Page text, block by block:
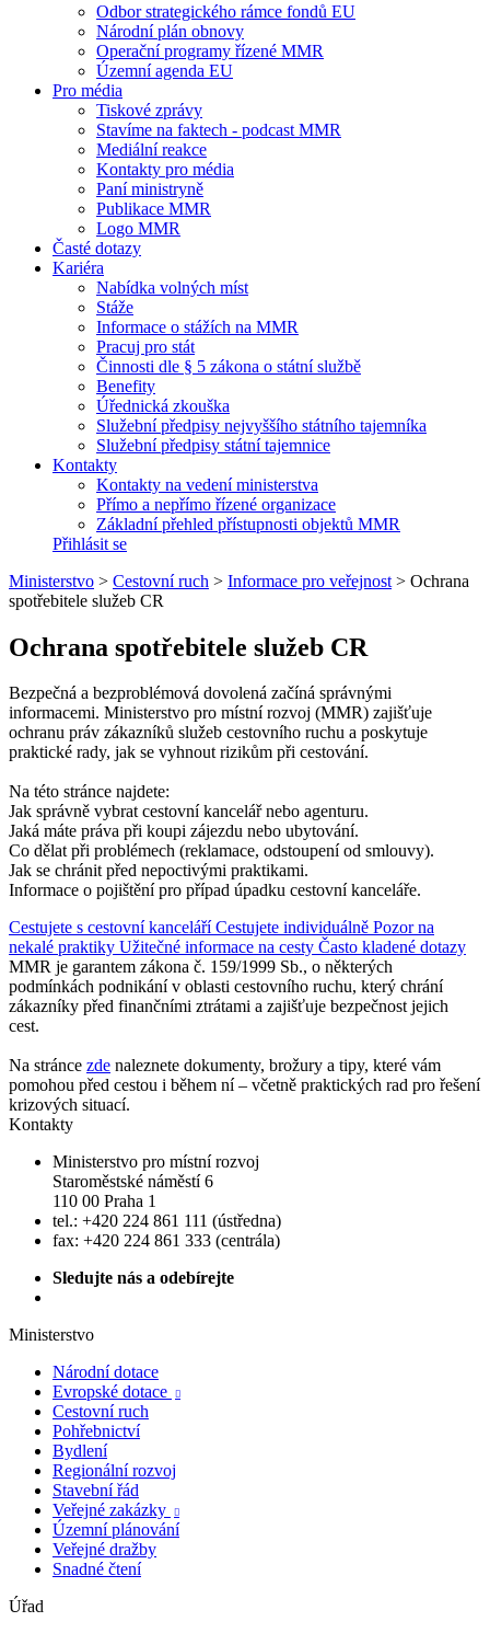
Odbor strategického rámce fondů EU
Národní plán obnovy
Operační programy řízené MMR
Územní agenda EU
Pro média
Tiskové zprávy
Stavíme na faktech - podcast MMR
Mediální reakce
Kontakty pro média
Paní ministryně
Publikace MMR
Logo MMR
Časté dotazy
Kariéra
Nabídka volných míst
Stáže
Informace o stážích na MMR
Pracuj pro stát
Činnosti dle § 5 zákona o státní službě
Benefity
Úřednická zkouška
Služební předpisy nejvyššího státního tajemníka
Služební předpisy státní tajemnice
Kontakty
Kontakty na vedení ministerstva
Přímo a nepřímo řízené organizace
Základní přehled přístupnosti objektů MMR
Přihlásit se
Ministerstvo > Cestovní ruch > Informace pro veřejnost > Ochrana
spotřebitele služeb CR
Ochrana spotřebitele služeb CR
Bezpečná a bezproblémová dovolená začíná správnými
informacemi. Ministerstvo pro místní rozvoj (MMR) zajišťuje
ochranu práv zákazníků služeb cestovního ruchu a poskytuje
praktické rady, jak se vyhnout rizikům při cestování.
Na této stránce najdete:
Jak správně vybrat cestovní kancelář nebo agenturu.
Jaká máte práva při koupi zájezdu nebo ubytování.
Co dělat při problémech (reklamace, odstoupení od smlouvy).
Jak se chránit před nepoctivými praktikami.
Informace o pojištění pro případ úpadku cestovní kanceláře.
Cestujete s cestovní kanceláříCestujete individuálně Pozor na
nekalé praktiky Užitečné informace na cesty Často kladené dotazy
MMR je garantem zákona č. 159/1999 Sb., o některých
podmínkách podnikání v oblasti cestovního ruchu, který chrání
zákazníky před finančními ztrátami a zajišťuje bezpečnost jejich
cest.
Na stránce zde naleznete dokumenty, brožury a tipy, které vám
pomohou před cestou i během ní – včetně praktických rad pro řešení
krizových situací.
Kontakty
Ministerstvo pro místní rozvoj
Staroměstské náměstí 6
110 00 Praha 1
tel.: +420 224 861 111 (ústředna)
fax: +420 224 861 333 (centrála)
Sledujte nás a odebírejte
Ministerstvo
Národní dotace
Evropské dotace

Cestovní ruch
Pohřebnictví
Bydlení
Regionální rozvoj
Stavební řád
Veřejné zakázky

Územní plánování
Veřejné dražby
Snadné čtení
Úřad